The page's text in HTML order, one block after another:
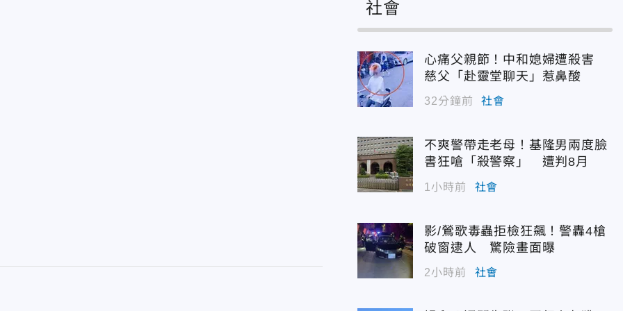
社會
心痛父親節！中和媳婦遭殺害
慈父「赴靈堂聊天」惹鼻酸
32分鐘前 社會
不爽警帶走老母！基隆男兩度臉
書狂嗆「殺警察」 遭判8月
1小時前 社會
影/鶯歌毒蟲拒檢狂飆！警轟4槍
破窗逮人 驚險畫面曝
2小時前 社會